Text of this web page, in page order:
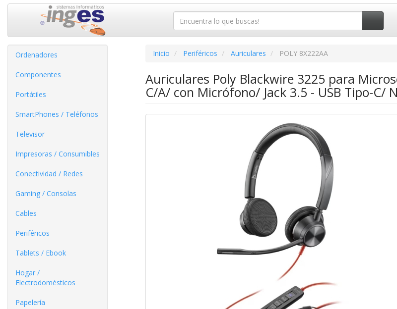
Ordenadores
Componentes
Portátiles
SmartPhones / Teléfonos
Televisor
Impresoras / Consumibles
Conectividad / Redes
Gaming / Consolas
Cables
Periféricos
Tablets / Ebook
Hogar /
Electrodomésticos
Papelería
Inicio Periféricos Auriculares POLY 8X222AA
Auriculares Poly Blackwire 3225 para
C/A/ con Micrófono/ Jack 3.5 - USB Tipo-C/